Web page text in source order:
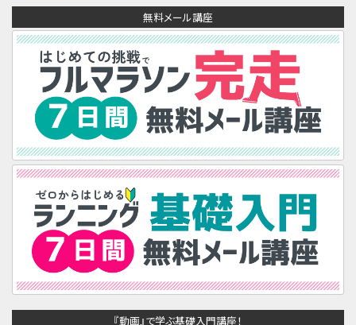
無料メール講座
『動画』で学ぶ基礎入門講座！